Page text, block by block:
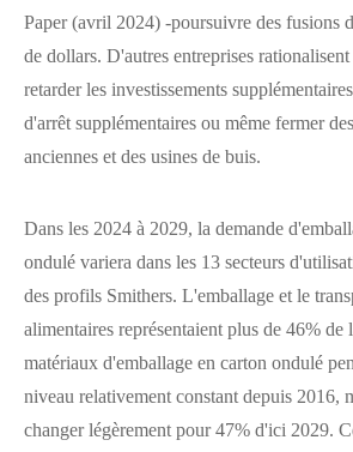
Paper (avril 2024) -poursuivre des fusions
de dollars. D'autres entreprises
retarder les investissements
d'arrêt supplémentaires ou même fermer
anciennes et des usines de buis.
Dans les 2024 à 2029, la demande
ondulé variera dans les 13 secteurs
des profils Smithers. L'emballage et le
alimentaires représentaient plus de 46% de
matériaux d'emballage en carton ondulé
niveau relativement constant depuis 2016,
changer légèrement pour 47% d'ici 2029.